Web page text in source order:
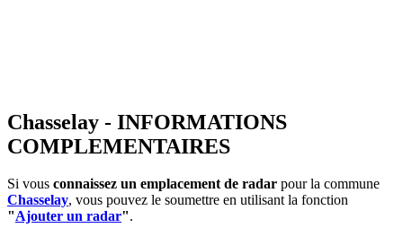
Chasselay - INFORMATIONS
COMPLEMENTAIRES
Si vous connaissez un emplacement de radar pour la commune
Chasselay, vous pouvez le soumettre en utilisant la fonction
"Ajouter un radar".